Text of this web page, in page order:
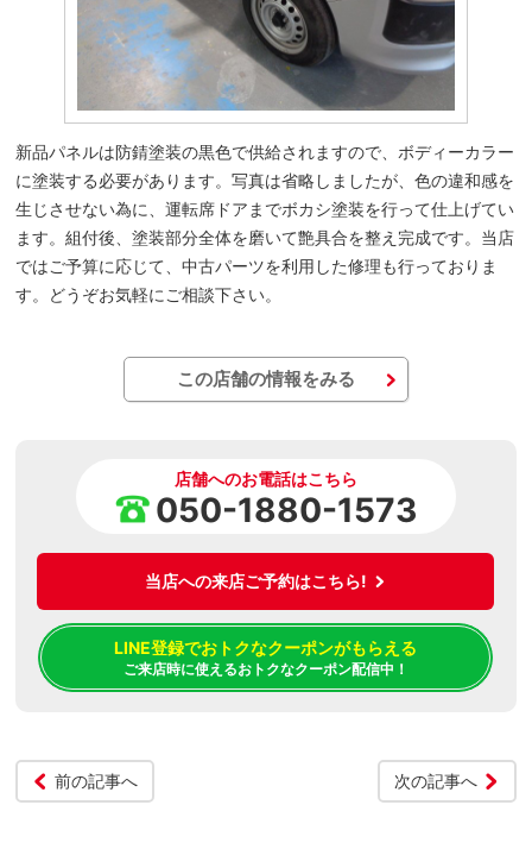
新品パネルは防錆塗装の黒色で供給されますので、ボディーカラー
に塗装する必要があります。写真は省略しましたが、色の違和感を
生じさせない為に、運転席ドアまでボカシ塗装を行って仕上げてい
ます。組付後、塗装部分全体を磨いて艶具合を整え完成です。当店
ではご予算に応じて、中古パーツを利用した修理も行っておりま
す。どうぞお気軽にご相談下さい。
この店舗の情報をみる
店舗へのお電話はこちら
050-1880-1573
当店への来店ご予約はこちら!
LINE登録でおトクなクーポンがもらえる
ご来店時に使えるおトクなクーポン配信中！
前の記事へ 次の記事へ